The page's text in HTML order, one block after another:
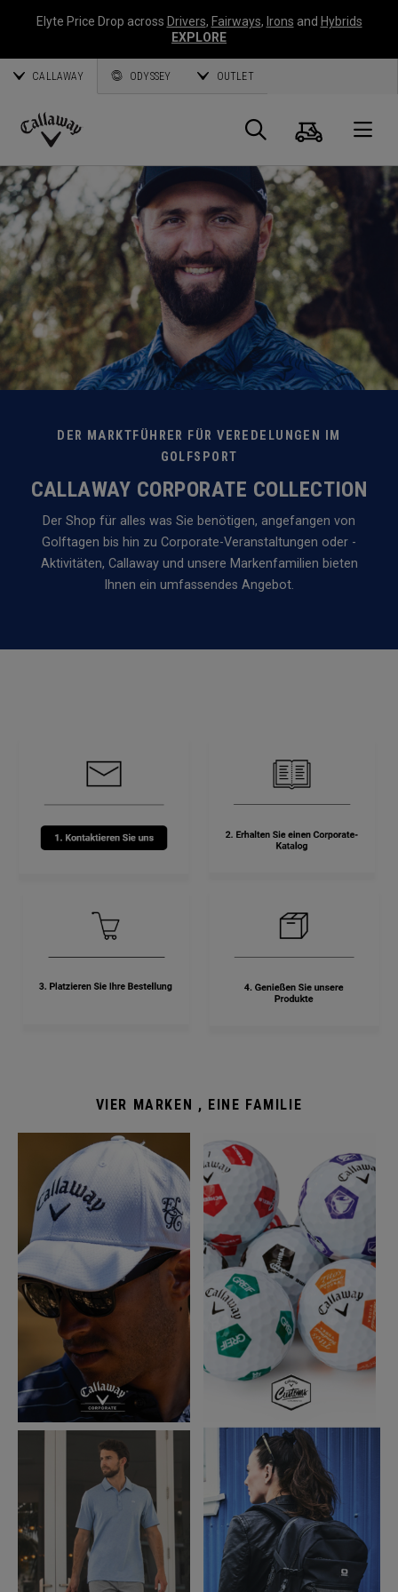
Elyte Price Drop across Drivers, Fairways, Irons and Hybrids
EXPLORE
CALLAWAY ODYSSEY OUTLET
Callaway
Golf
Suche
DER MARKTFÜHRER FÜR VEREDELUNGEN IM
GOLFSPORT
CALLAWAY CORPORATE COLLECTION
Der Shop für alles was Sie benötigen, angefangen von
Golftagen bis hin zu Corporate-Veranstaltungen oder -
Aktivitäten, Callaway und unsere Markenfamilien bieten
Ihnen ein umfassendes Angebot.
VIER MARKEN , EINE FAMILIE